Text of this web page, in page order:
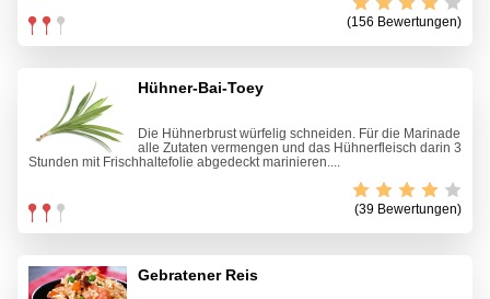
(156 Bewertungen)
Hühner-Bai-Toey
Die Hühnerbrust würfelig schneiden. Für die Marinade
alle Zutaten vermengen und das Hühnerfleisch darin 3
Stunden mit Frischhaltefolie abgedeckt marinieren....
(39 Bewertungen)
Gebratener Reis